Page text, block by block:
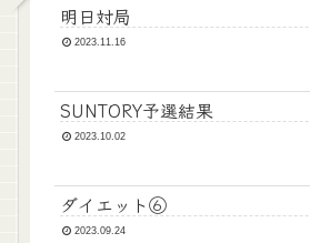
明日対局
2023.11.16
SUNTORY予選結果
2023.10.02
ダイエット⑥
2023.09.24